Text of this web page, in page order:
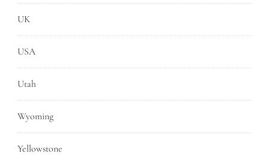
UK
USA
Utah
Wyoming
Yellowstone